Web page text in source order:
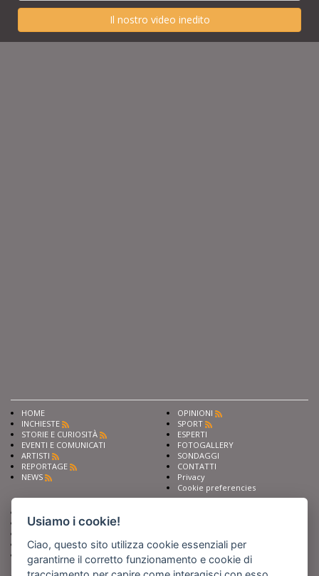
Il nostro video inedito
HOME
INCHIESTE
STORIE E CURIOSITÀ
EVENTI E COMUNICATI
ARTISTI
REPORTAGE
NEWS
OPINIONI
SPORT
ESPERTI
FOTOGALLERY
SONDAGGI
CONTATTI
Privacy
Cookie preferencies
Scrivi alla redazione
Sostieni Barinedita
Iscriviti al nostro corso di
giornalismo
Usiamo i cookie!
Ciao, questo sito utilizza cookie essenziali per
garantirne il corretto funzionamento e cookie di